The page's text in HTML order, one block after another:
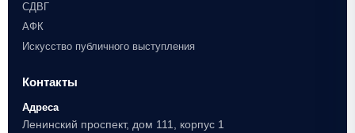
СДВГ
АФК
Искусство публичного выступления
Контакты
Адреса
Ленинский проспект, дом 111, корпус 1